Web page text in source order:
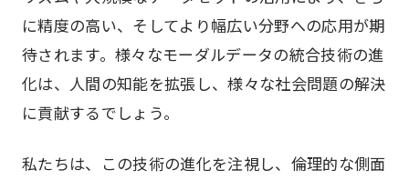
に精度の高い、そしてより幅広い分野への応用が期
待されます。様々なモーダルデータの統合技術の進
化は、人間の知能を拡張し、様々な社会問題の解決
に貢献するでしょう。
私たちは、この技術の進化を注視し、倫理的な側面